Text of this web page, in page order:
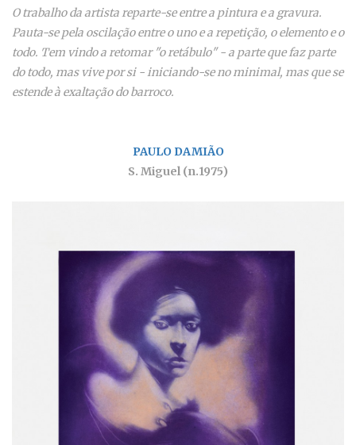
O trabalho da artista reparte-se entre a pintura e a gravura.
Pauta-se pela oscilação entre o uno e a repetição, o elemento e o
todo. Tem vindo a retomar "o retábulo" - a parte que faz parte
do todo, mas vive por si - iniciando-se no minimal, mas que se
estende à exaltação do barroco.
PAULO DAMIÃO
S. Miguel (n.1975)